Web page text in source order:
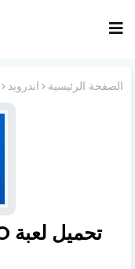
الصفحة الرئيسية اندرويد